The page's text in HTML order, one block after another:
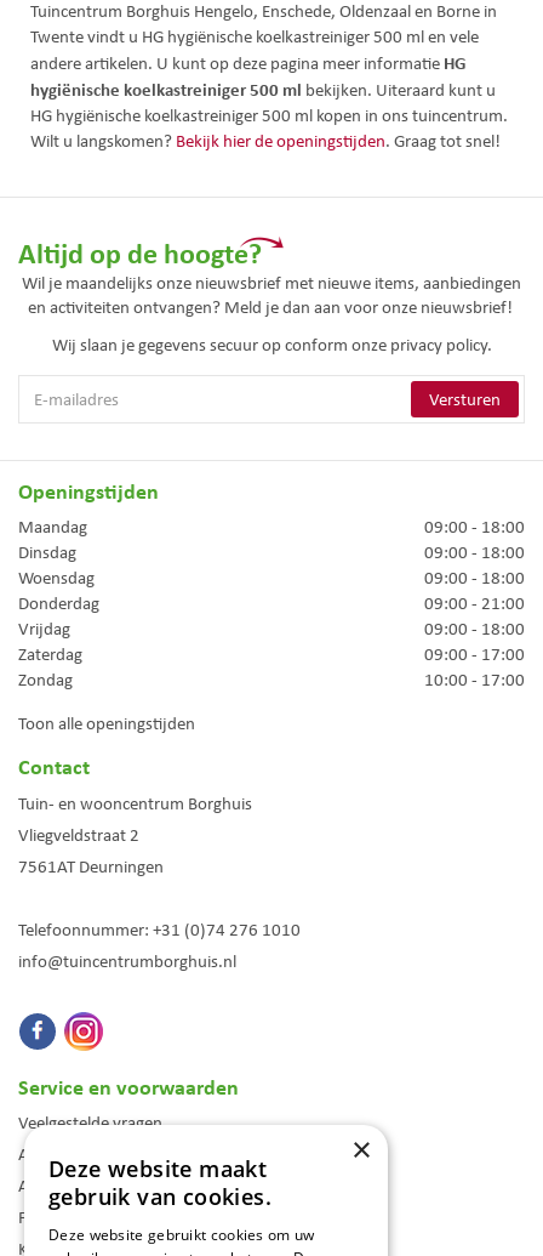
Tuincentrum Borghuis Hengelo, Enschede, Oldenzaal en Borne in
Twente vindt u HG hygiënische koelkastreiniger 500 ml en vele
andere artikelen. U kunt op deze pagina meer informatie HG
hygiënische koelkastreiniger 500 ml bekijken. Uiteraard kunt u
HG hygiënische koelkastreiniger 500 ml kopen in ons tuincentrum.
Wilt u langskomen? Bekijk hier de openingstijden. Graag tot snel!
Altijd op de hoogte?
Wil je maandelijks onze nieuwsbrief met nieuwe items, aanbiedingen
en activiteiten ontvangen? Meld je dan aan voor onze nieuwsbrief!
Wij slaan je gegevens secuur op conform onze privacy policy.
Openingstijden
Maandag
09:00 - 18:00
Dinsdag
09:00 - 18:00
Woensdag
09:00 - 18:00
Donderdag
09:00 - 21:00
Vrijdag
09:00 - 18:00
Zaterdag
09:00 - 17:00
Zondag
10:00 - 17:00
Toon alle openingstijden
Contact
Tuin- en wooncentrum Borghuis
Vliegveldstraat 2
7561AT Deurningen
Telefoonnummer: +31 (0)74 276 1010
info@tuincentrumborghuis.nl
Service en voorwaarden
Veelgestelde vragen
Algemene voorwaarden
Assortiment
Folder
Klantenkaart
×
Deze website maakt
gebruik van cookies.
Deze website gebruikt cookies om uw